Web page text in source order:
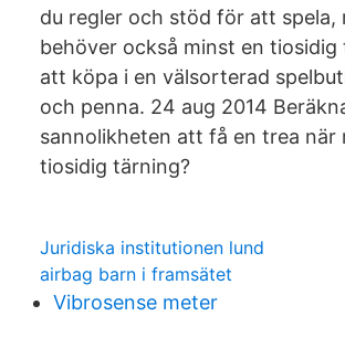
du regler och stöd för att spela,
behöver också minst en
att köpa i en välsorterad
och penna. 24 aug 2014
sannolikheten att få en trea när
tiosidig tärning?
Juridiska institutionen lund
airbag barn i framsätet
Vibrosense meter